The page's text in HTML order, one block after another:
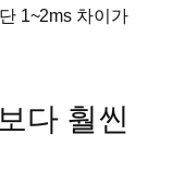
1~2ms 차이가
다 훨씬